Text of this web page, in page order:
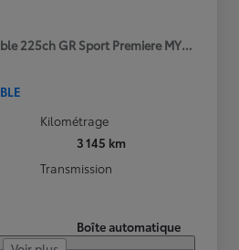
225ch GR Sport Premiere MY25
Kilométrage
3 145 km
Transmission
Boîte automatique